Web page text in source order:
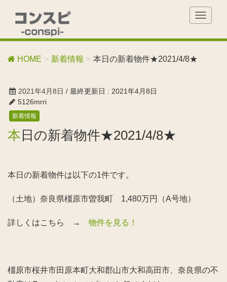
T
g
HOME 新着情報 本日の新着物件★2021/4/8★
2021年4月8日 / 最終更新日 : 2021年4月8日
5126mrri
新着情報
本日の新着物件★2021/4/8★
本日の新着物件は以下の1件です。
（土地）奈良県橿原市曽我町 1,480万円（A号地）
詳しくはこちら → 物件を見る！
橿原市桜井市田原本町大和郡山市大和高田市、奈良県の不